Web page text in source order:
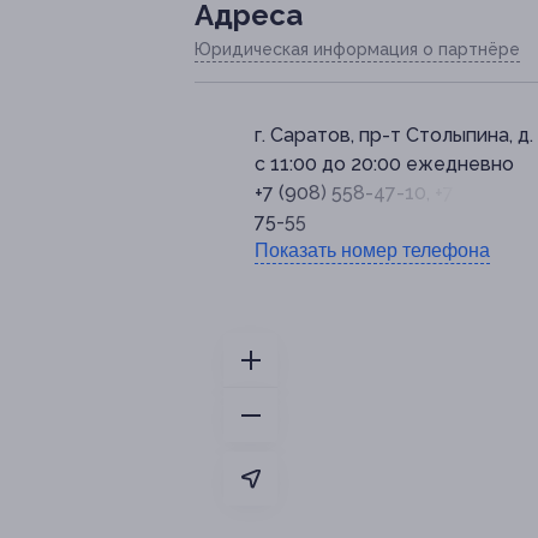
Адресa
Юридическая информация о партнёре
г. Саратов, пр-т Столыпина, д.
с 11:00 до 20:00 ежедневно
+7 (908) 558-47-10, +7 (927)
75-55
Показать номер телефона